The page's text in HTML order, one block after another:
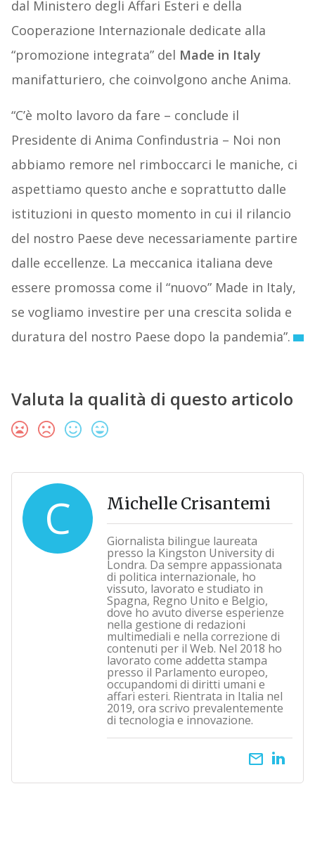
dal Ministero degli Affari Esteri e della
Cooperazione Internazionale dedicate alla
“promozione integrata” del Made in Italy
manifatturiero, che coinvolgono anche Anima.
“C’è molto lavoro da fare – conclude il
Presidente di Anima Confindustria – Noi non
abbiamo remore nel rimboccarci le maniche, ci
aspettiamo questo anche e soprattutto dalle
istituzioni in questo momento in cui il rilancio
del nostro Paese deve necessariamente partire
dalle eccellenze. La meccanica italiana deve
essere promossa come il “nuovo” Made in Italy,
se vogliamo investire per una crescita solida e
duratura del nostro Paese dopo la pandemia”.
Valuta la qualità di questo articolo
C Michelle Crisantemi
Giornalista bilingue laureata
presso la Kingston University di
Londra. Da sempre appassionata
di politica internazionale, ho
vissuto, lavorato e studiato in
Spagna, Regno Unito e Belgio,
dove ho avuto diverse esperienze
nella gestione di redazioni
multimediali e nella correzione di
contenuti per il Web. Nel 2018 ho
lavorato come addetta stampa
presso il Parlamento europeo,
occupandomi di diritti umani e
affari esteri. Rientrata in Italia nel
2019, ora scrivo prevalentemente
di tecnologia e innovazione.
email